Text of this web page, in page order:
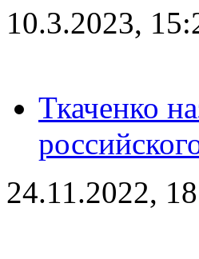
10.3.2023,
Ткаченко
24.11.2022,